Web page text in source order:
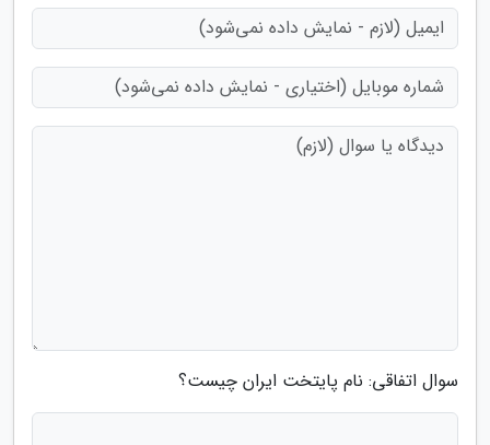
سوال اتفاقی: نام پایتخت ایران چیست؟